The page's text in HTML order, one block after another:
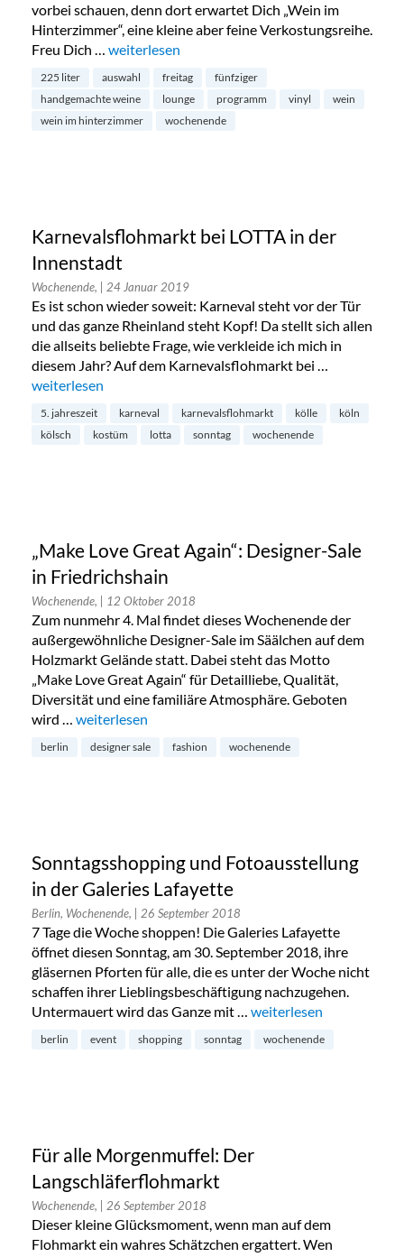
vorbei schauen, denn dort erwartet Dich „Wein im
Hinterzimmer“, eine kleine aber feine Verkostungsreihe.
Freu Dich … „Handverlesene Weine bei 225 Liter in
weiterlesen
225 liter auswahl freitag
fünfziger
handgemachte weine
lounge programm vinyl
wein
wein im hinterzimmer
wochenende
Karnevalsflohmarkt bei LOTTA in der
Innenstadt
Wochenende, | 24 Januar 2019
Es ist schon wieder soweit: Karneval steht vor der Tür
und das ganze Rheinland steht Kopf! Da stellt sich allen
die allseits beliebte Frage, wie verkleide ich mich in
diesem Jahr? Auf dem Karnevalsflohmarkt bei …
„Karnevalsflohmarkt bei LOTTA in der Innenstadt“
weiterlesen
5. jahreszeit karneval karnevalsflohmarkt kölle
köln
kölsch
kostüm lotta sonntag wochenende
„Make Love Great Again“: Designer-Sale
in Friedrichshain
Wochenende, | 12 Oktober 2018
Zum nunmehr 4. Mal findet dieses Wochenende der
außergewöhnliche Designer-Sale im Säälchen auf dem
Holzmarkt Gelände statt. Dabei steht das Motto
„Make Love Great Again“ für Detailliebe, Qualität,
Diversität und eine familiäre Atmosphäre. Geboten
wird … „„Make Love Great Again“: Designer-Sale in
weiterlesen
berlin designer sale fashion wochenende
Sonntagsshopping und Fotoausstellung
in der Galeries Lafayette
Berlin, Wochenende, | 26 September 2018
7 Tage die Woche shoppen! Die Galeries Lafayette
öffnet diesen Sonntag, am 30. September 2018, ihre
gläsernen Pforten für alle, die es unter der Woche nicht
schaffen ihrer Lieblingsbeschäftigung nachzugehen.
Untermauert wird das Ganze mit … „Sonntagsshopping
weiterlesen
berlin event shopping sonntag wochenende
Für alle Morgenmuffel: Der
Langschläferflohmarkt
Wochenende, | 26 September 2018
Dieser kleine Glücksmoment, wenn man auf dem
Flohmarkt ein wahres Schätzchen ergattert. Wen